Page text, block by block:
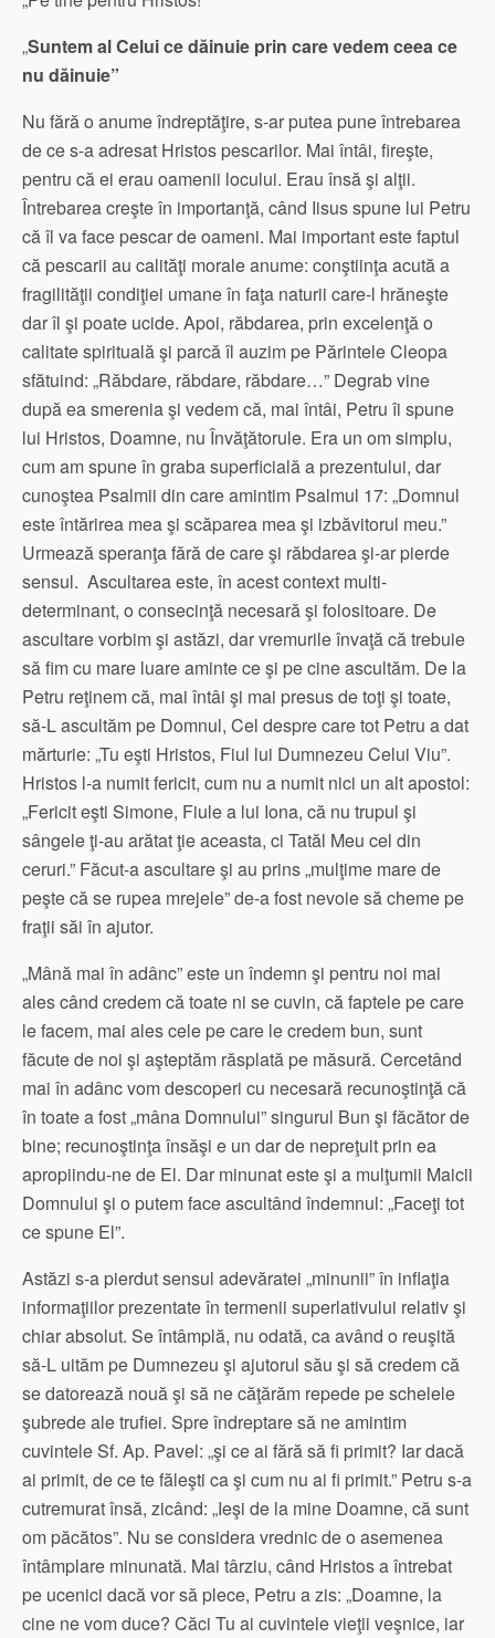
„Suntem al Celui ce dăinuie prin care vedem ceea ce
nu dăinuie”
Nu fără o anume îndreptăţire, s-ar putea pune întrebarea
de ce s-a adresat Hristos pescarilor. Mai întâi, fireşte,
pentru că ei erau oamenii locului. Erau însă şi alţii.
Întrebarea creşte în importanţă, când Iisus spune lui Petru
că îl va face pescar de oameni. Mai important este faptul
că pescarii au calităţi morale anume: conştiinţa acută a
fragilităţii condiţiei umane în faţa naturii care-l hrăneşte
dar îl şi poate ucide. Apoi, răbdarea, prin excelenţă o
calitate spirituală şi parcă îl auzim pe Părintele Cleopa
sfătuind: „Răbdare, răbdare, răbdare…” Degrab vine
după ea smerenia şi vedem că, mai întâi, Petru îi spune
lui Hristos, Doamne, nu Învăţătorule. Era un om simplu,
cum am spune în graba superficială a prezentului, dar
cunoştea Psalmii din care amintim Psalmul 17: „Domnul
este întărirea mea şi scăparea mea şi izbăvitorul meu.”
Urmează speranţa fără de care şi răbdarea şi-ar pierde
sensul. Ascultarea este, în acest context multi-
determinant, o consecinţă necesară şi folositoare. De
ascultare vorbim şi astăzi, dar vremurile învaţă că trebuie
să fim cu mare luare aminte ce şi pe cine ascultăm. De la
Petru reţinem că, mai întâi şi mai presus de toţi şi toate,
să-L ascultăm pe Domnul, Cel despre care tot Petru a dat
mărturie: „Tu eşti Hristos, Fiul lui Dumnezeu Celui Viu”.
Hristos l-a numit fericit, cum nu a numit nici un alt apostol:
„Fericit eşti Simone, Fiule a lui Iona, că nu trupul şi
sângele ţi-au arătat ţie aceasta, ci Tatăl Meu cel din
ceruri.” Făcut-a ascultare şi au prins „mulţime mare de
peşte că se rupea mrejele” de-a fost nevoie să cheme pe
fraţii săi în ajutor.
„Mână mai în adânc” este un îndemn şi pentru noi mai
ales când credem că toate ni se cuvin, că faptele pe care
le facem, mai ales cele pe care le credem bun, sunt
făcute de noi şi aşteptăm răsplată pe măsură. Cercetând
mai în adânc vom descoperi cu necesară recunoştinţă că
în toate a fost „mâna Domnului” singurul Bun şi făcător de
bine; recunoştinţa însăşi e un dar de nepreţuit prin ea
apropiindu-ne de El. Dar minunat este şi a mulţumii Maicii
Domnului şi o putem face ascultând îndemnul: „Faceţi tot
ce spune El”.
Astăzi s-a pierdut sensul adevăratei „minunii” în inflaţia
informaţiilor prezentate în termenii superlativului relativ şi
chiar absolut. Se întâmplă, nu odată, ca având o reuşită
să-L uităm pe Dumnezeu şi ajutorul său şi să credem că
se datorează nouă şi să ne căţărăm repede pe schelele
şubrede ale trufiei. Spre îndreptare să ne amintim
cuvintele Sf. Ap. Pavel: „şi ce ai fără să fi primit? Iar dacă
ai primit, de ce te făleşti ca şi cum nu ai fi primit.” Petru s-a
cutremurat însă, zicând: „Ieşi de la mine Doamne, că sunt
om păcătos”. Nu se considera vrednic de o asemenea
întâmplare minunată. Mai târziu, când Hristos a întrebat
pe ucenici dacă vor să plece, Petru a zis: „Doamne, la
cine ne vom duce? Căci Tu ai cuvintele vieţii veşnice, iar